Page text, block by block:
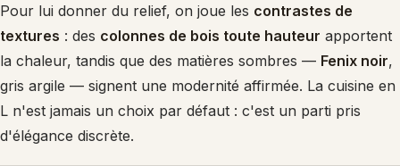
Pour lui donner du relief, on joue les contrastes de
textures : des colonnes de bois toute hauteur apportent
la chaleur, tandis que des matières sombres — Fenix noir,
gris argile — signent une modernité affirmée. La cuisine en
L n'est jamais un choix par défaut : c'est un parti pris
d'élégance discrète.